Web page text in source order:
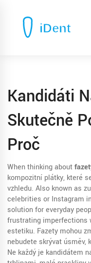
Kandidáti
Skutečně
Proč
When thinking about
kompozitní plátky, které
vzhledu. Also known as
celebrities or Instagram
solution for everyday
frustrating imperfections
estetiku. Fazety mohou
nebudete skrývat
Ne každý je kandidátem